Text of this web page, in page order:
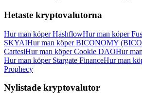
Hetaste kryptovalutorna
Hur man köper HashflowHur man köper
SKYAIHur man köper BICONOMY
CartesiHur man köper Cookie DAOHur
Hur man köper Stargate FinanceHur man
Prophecy
Nylistade kryptovalutor